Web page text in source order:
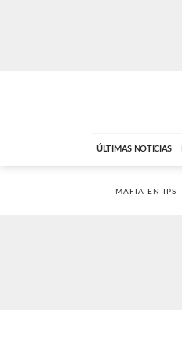
ÚLTIMAS NOTICIAS
MAFIA EN IPS